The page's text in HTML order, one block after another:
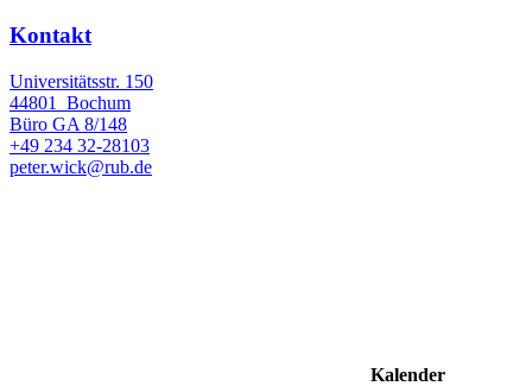
Kontakt
Universitätsstr. 150
44801
Bochum
Büro GA 8/148
+49 234 32-28103
peter.wick@rub.de
Kalender